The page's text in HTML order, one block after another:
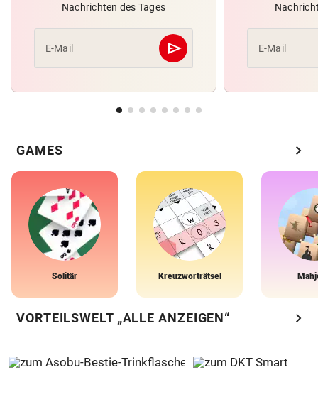
Nachrichten des Tages
E-Mail send
Abschicken E-Mail
GAMES chevron_right
Solitär Kreuzworträtsel
VORTEILSWELT „ALLE ANZEIGEN“ chevron_right